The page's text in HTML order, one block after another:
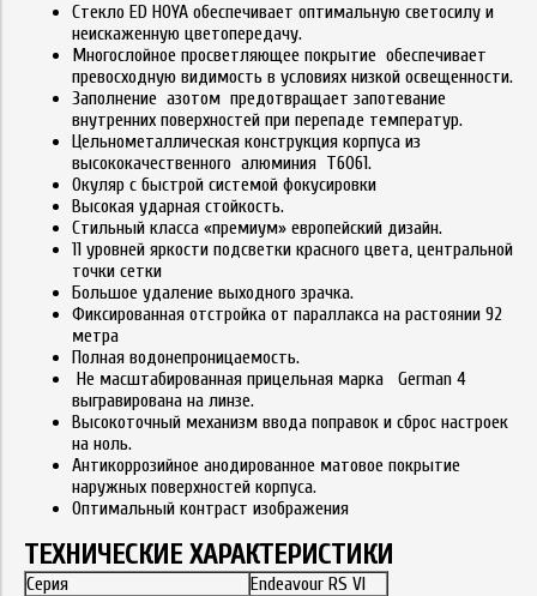
Стекло ED HOYA обеспечивает оптимальную светосилу и
неискаженную цветопередачу.
Многослойное просветляющее покрытие обеспечивает
превосходную видимость в условиях низкой освещенности.
Заполнение азотом предотвращает запотевание
внутренних поверхностей при перепаде температур.
Цельнометаллическая конструкция корпуса из
высококачественного алюминия T6061.
Окуляр с быстрой системой фокусировки
Высокая ударная стойкость.
Стильный класса «премиум» европейский дизайн.
11 уровней яркости подсветки красного цвета, центральной
точки сетки
Большое удаление выходного зрачка.
Фиксированная отстройка от параллакса на растоянии 92
метра
Полная водонепроницаемость.
Не масштабированная прицельная марка German 4
выгравирована на линзе.
Высокоточный механизм ввода поправок и сброс настроек
на ноль.
Антикоррозийное анодированное матовое покрытие
наружных поверхностей корпуса.
Оптимальный контраст изображения
ТЕХНИЧЕСКИЕ ХАРАКТЕРИСТИКИ
Серия
Endeavour RS VI